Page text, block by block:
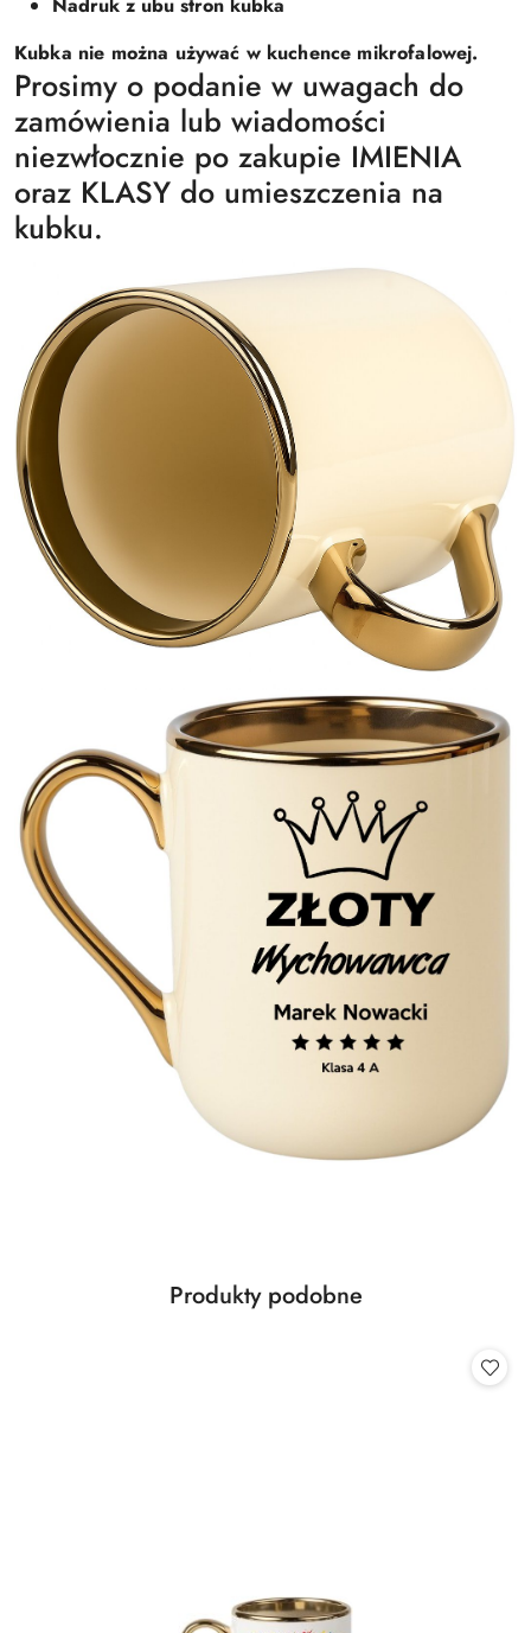
Nadruk z ubu stron kubka
Kubka nie można używać w kuchence mikrofalowej.
Prosimy o podanie w uwagach do
zamówienia lub wiadomości
niezwłocznie po zakupie IMIENIA
oraz KLASY do umieszczenia na
kubku.
Pomiń karuzelę produktów
Produkty
Produkty podobne